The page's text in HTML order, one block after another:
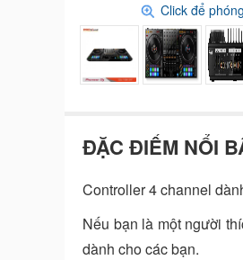
Click để
ĐẶC ĐIỂM NỔI
Controller 4 channel
Nếu bạn là một người
dành cho các bạn.